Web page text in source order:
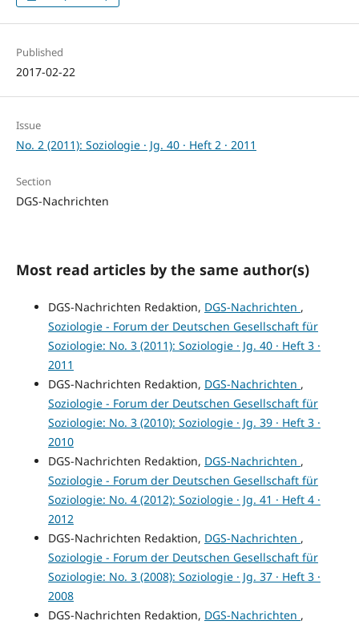
Published
2017-02-22
Issue
No. 2 (2011): Soziologie · Jg. 40 · Heft 2 · 2011
Section
DGS-Nachrichten
Most read articles by the same author(s)
DGS-Nachrichten Redaktion, DGS-Nachrichten ,
Soziologie - Forum der Deutschen Gesellschaft für
Soziologie: No. 3 (2011): Soziologie · Jg. 40 · Heft 3 ·
2011
DGS-Nachrichten Redaktion, DGS-Nachrichten ,
Soziologie - Forum der Deutschen Gesellschaft für
Soziologie: No. 3 (2010): Soziologie · Jg. 39 · Heft 3 ·
2010
DGS-Nachrichten Redaktion, DGS-Nachrichten ,
Soziologie - Forum der Deutschen Gesellschaft für
Soziologie: No. 4 (2012): Soziologie · Jg. 41 · Heft 4 ·
2012
DGS-Nachrichten Redaktion, DGS-Nachrichten ,
Soziologie - Forum der Deutschen Gesellschaft für
Soziologie: No. 3 (2008): Soziologie · Jg. 37 · Heft 3 ·
2008
DGS-Nachrichten Redaktion, DGS-Nachrichten ,